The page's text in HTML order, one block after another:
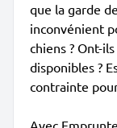
que la garde
inconvénient
chiens ? Ont-
disponibles ?
contrainte
Avec